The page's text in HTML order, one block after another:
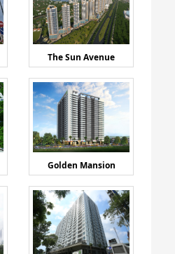
The Sun Avenue
Golden Mansion